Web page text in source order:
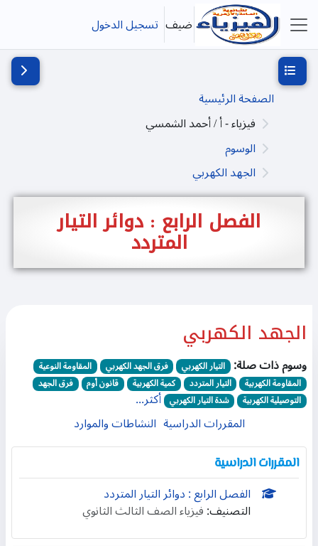
تخطى إلى المحتوى الرئيسي
واجهة جانبية
ضيف تسجيل الدخول
الصفحة الرئيسية
فيزياء - أ / أحمد الشمسي
الوسوم
الجهد الكهربي
الفصل الرابع : دوائر التيار
المتردد
فتح فهرس المقرر فتح
الجهد الكهربي
وسوم ذات صلة: التيار الكهربي فرق الجهد الكهربي
المقاومة النوعية
المقاومة الكهربية
التيار المتردد كمية الكهربية قانون أوم
فرق الجهد
التوصيلية الكهربية
شدة التيار الكهربي أكثر...
المقررات الدراسية النشاطات والموارد
المقررات الدراسية
الفصل الرابع : دوائر التيار المتردد
التصنيف:فيزياء الصف الثالث الثانوي